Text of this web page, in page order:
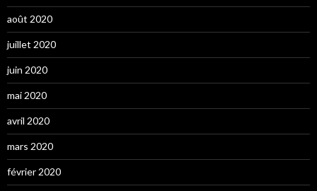
août 2020
juillet 2020
juin 2020
mai 2020
avril 2020
mars 2020
février 2020